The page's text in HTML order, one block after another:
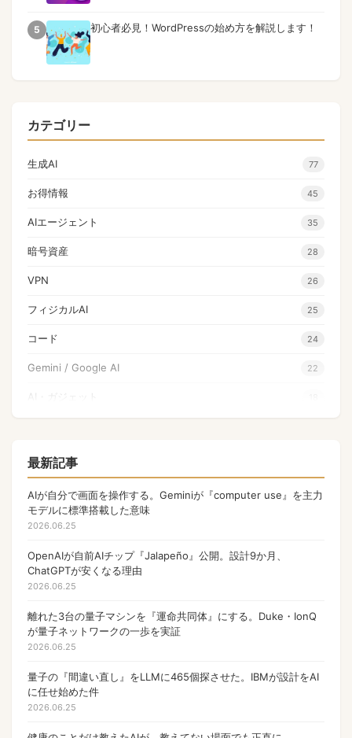
5 初心者必見！WordPressの始め方を解説します！
カテゴリー
生成AI 77
お得情報 45
AIエージェント 35
暗号資産 28
VPN 26
フィジカルAI 25
コード 24
Gemini / Google AI 22
AI・ガジェット
Apple
OpenAI
Gamefi
Anthropic
ゲーム
最新記事
AIが自分で画面を操作する。Geminiが『computer use』を主力
モデルに標準搭載した意味
2026.06.25
OpenAIが自前AIチップ『Jalapeño』公開。設計9か月、
ChatGPTが安くなる理由
2026.06.25
離れた3台の量子マシンを『運命共同体』にする。Duke・IonQ
が量子ネットワークの一歩を実証
2026.06.25
量子の『間違い直し』をLLMに465個探させた。IBMが設計をAI
に任せ始めた件
2026.06.25